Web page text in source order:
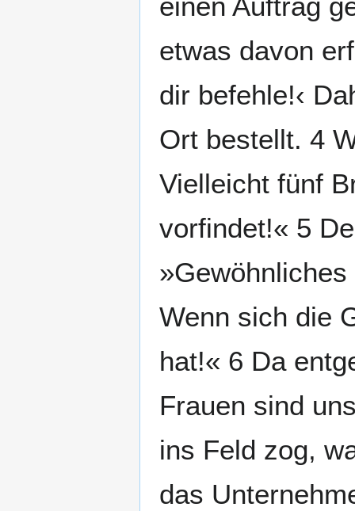
etwas davon
dir befehle!‹
Ort bestellt. 4
Vielleicht fünf
vorfindet!« 5
Wenn sich die
hat!« 6 Da
Frauen sind
ins Feld zog,
das